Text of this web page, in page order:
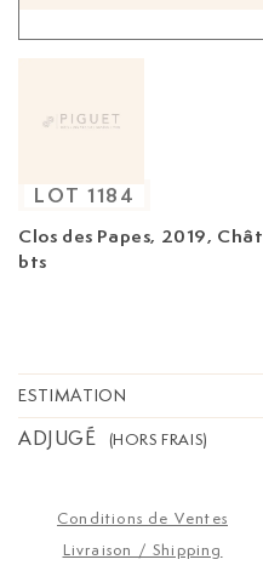
Clos des Papes, 2019,
bts
LOT 1184
ESTIMATION
ADJUGÉ (HORS FRAIS)
Conditions de Ventes
Livraison / Shipping